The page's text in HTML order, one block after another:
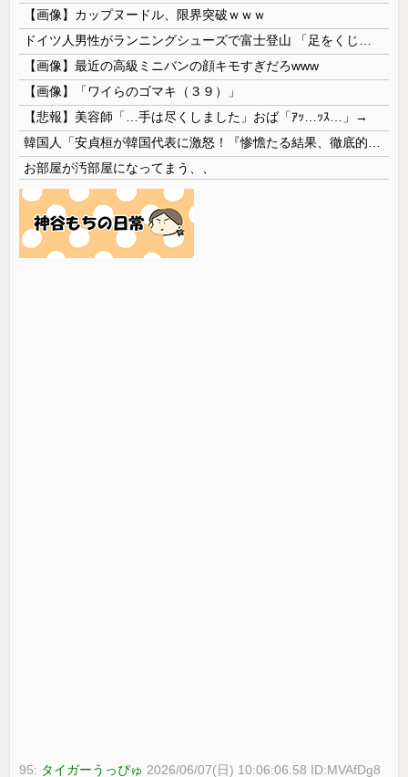
【画像】カップヌードル、限界突破ｗｗｗ
【画像】最近の高級ミニバンの顔キモすぎだろwww
【画像】「ワイらのゴマキ（３９）」
【悲報】美容師「…手は尽くしました」おば「ｱｯ…ｯｽ…」→
お部屋が汚部屋になってまう、、
95: タイガーうっぴゅ 2026/06/07(日) 10:06:06.58 ID:MVAfDg8